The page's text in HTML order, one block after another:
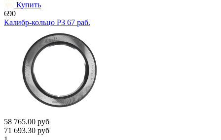
Купить
690
Калибр-кольцо РЗ 67 раб.
58 765.00 руб
71 693.30 руб